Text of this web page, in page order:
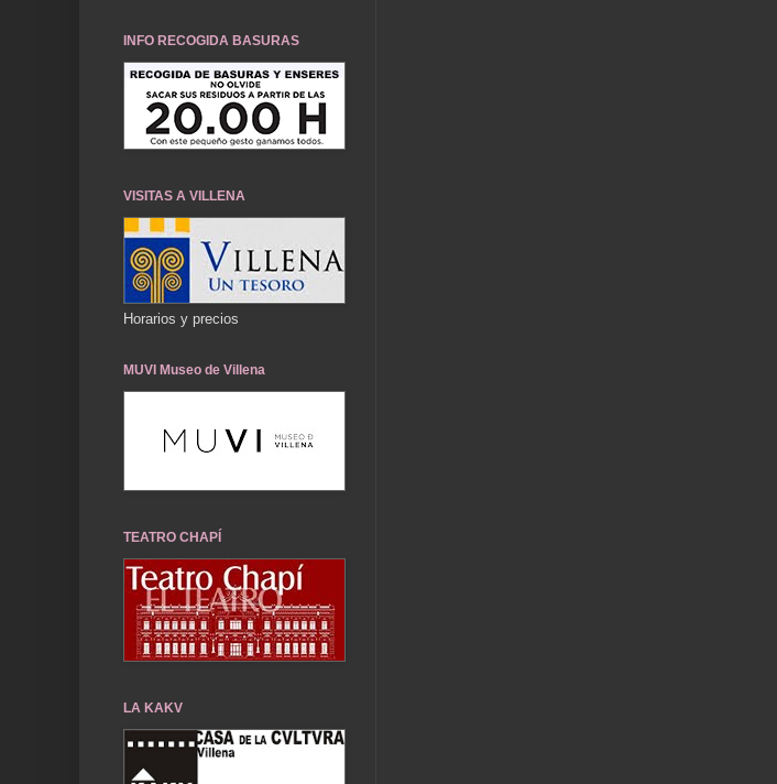
INFO RECOGIDA BASURAS
VISITAS A VILLENA
Horarios y precios
MUVI Museo de Villena
TEATRO CHAPÍ
LA KAKV